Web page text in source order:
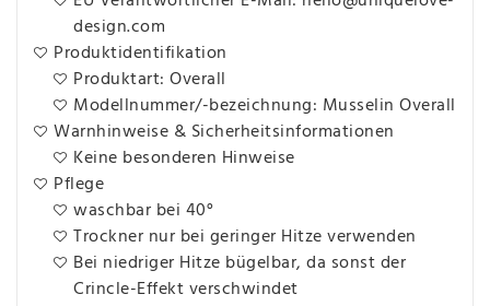
design.com
Produktidentifikation
Produktart: Overall
Modellnummer/-bezeichnung: Musselin Overall
Warnhinweise & Sicherheitsinformationen
Keine besonderen Hinweise
Pflege
waschbar bei 40°
Trockner nur bei geringer Hitze verwenden
Bei niedriger Hitze bügelbar, da sonst der
Crincle-Effekt verschwindet